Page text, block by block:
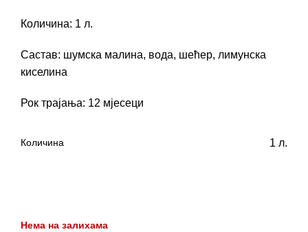
Количина: 1 л.
Састав: шумска малина, вода, шећер, лимунска
киселина
Рок трајања: 12 мјесеци
Количина 1 л.
Нема на залихама